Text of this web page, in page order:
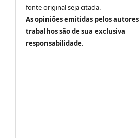
fonte original seja citada.
As opiniões emitidas pelos
trabalhos são de sua exclusiva
responsabilidade.